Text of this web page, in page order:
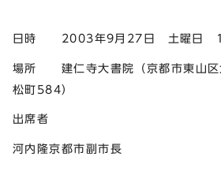
日時 2003年9月27日 土曜日
場所 建仁寺大書院（京都市東山区
松町584）
出席者
河内隆京都市副市長